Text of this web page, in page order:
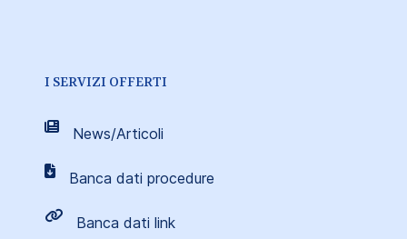
I SERVIZI OFFERTI
News/Articoli
Banca dati procedure
Banca dati link